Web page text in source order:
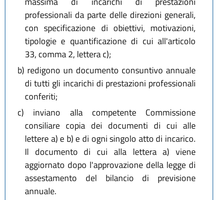
professionali da parte delle direzioni generali,
con specificazione di obiettivi, motivazioni,
tipologie e quantificazione di cui all'articolo
33, comma 2, lettera c);
b) redigono un documento consuntivo annuale
di tutti gli incarichi di prestazioni professionali
conferiti;
c) inviano alla competente Commissione
consiliare copia dei documenti di cui alle
lettere a) e b) e di ogni singolo atto di incarico.
Il documento di cui alla lettera a) viene
aggiornato dopo l'approvazione della legge di
assestamento del bilancio di previsione
annuale.